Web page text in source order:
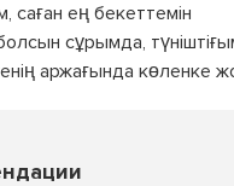
саған ең бекеттемін
сұрымда,
аржағында көленке